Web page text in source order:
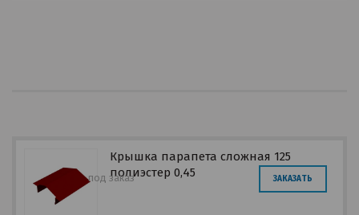
Крышка парапета сложная 125
полиэстер 0,45
под заказ ЗАКАЗАТЬ